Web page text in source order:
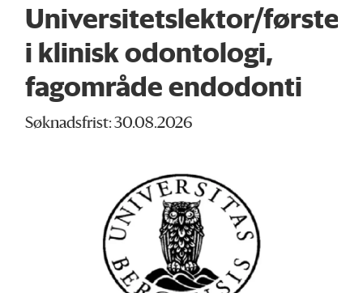
Universitetslektor/
i klinisk odontologi,
fagområde endodonti
Søknadsfrist: 30.08.2026